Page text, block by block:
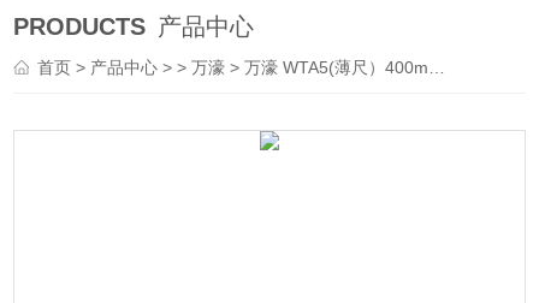
PRODUCTS 产品中心
首页> 产品中心 > >万濠 > 万濠 WTA5(薄尺）400mm 光栅尺